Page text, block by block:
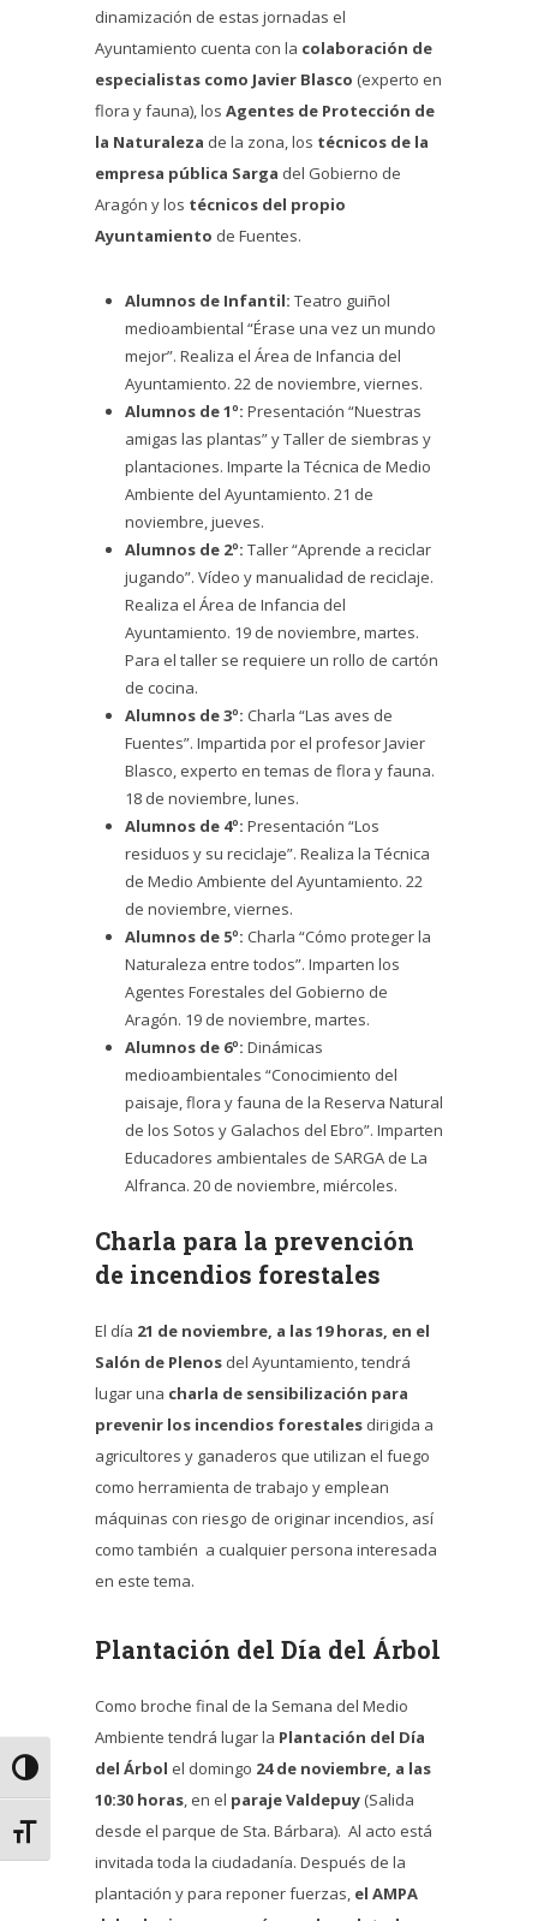
Alternar alto contraste
Alternar tamaño de letra
dinamización de estas jornadas el
Ayuntamiento cuenta con la colaboración de
especialistas como Javier Blasco (experto en
flora y fauna), los Agentes de Protección de
la Naturaleza de la zona, los técnicos de la
empresa pública Sarga del Gobierno de
Aragón y los técnicos del propio
Ayuntamiento de Fuentes.
Alumnos de Infantil: Teatro guiñol
medioambiental “Érase una vez un mundo
mejor”. Realiza el Área de Infancia del
Ayuntamiento. 22 de noviembre, viernes.
Alumnos de 1º: Presentación “Nuestras
amigas las plantas” y Taller de siembras y
plantaciones. Imparte la Técnica de Medio
Ambiente del Ayuntamiento. 21 de
noviembre, jueves.
Alumnos de 2º: Taller “Aprende a reciclar
jugando”. Vídeo y manualidad de reciclaje.
Realiza el Área de Infancia del
Ayuntamiento. 19 de noviembre, martes.
Para el taller se requiere un rollo de cartón
de cocina.
Alumnos de 3º: Charla “Las aves de
Fuentes”. Impartida por el profesor Javier
Blasco, experto en temas de flora y fauna.
18 de noviembre, lunes.
Alumnos de 4º: Presentación “Los
residuos y su reciclaje”. Realiza la Técnica
de Medio Ambiente del Ayuntamiento. 22
de noviembre, viernes.
Alumnos de 5º: Charla “Cómo proteger la
Naturaleza entre todos”. Imparten los
Agentes Forestales del Gobierno de
Aragón. 19 de noviembre, martes.
Alumnos de 6º: Dinámicas
medioambientales “Conocimiento del
paisaje, flora y fauna de la Reserva Natural
de los Sotos y Galachos del Ebro”. Imparten
Educadores ambientales de SARGA de La
Alfranca. 20 de noviembre, miércoles.
Charla para la prevención
de incendios forestales
El día 21 de noviembre, a las 19 horas, en el
Salón de Plenos del Ayuntamiento, tendrá
lugar una charla de sensibilización para
prevenir los incendios forestales dirigida a
agricultores y ganaderos que utilizan el fuego
como herramienta de trabajo y emplean
máquinas con riesgo de originar incendios, así
como también a cualquier persona interesada
en este tema.
Plantación del Día del Árbol
Como broche final de la Semana del Medio
Ambiente tendrá lugar la Plantación del Día
del Árbol el domingo 24 de noviembre, a las
10:30 horas, en el paraje Valdepuy (Salida
desde el parque de Sta. Bárbara). Al acto está
invitada toda la ciudadanía. Después de la
plantación y para reponer fuerzas, el AMPA